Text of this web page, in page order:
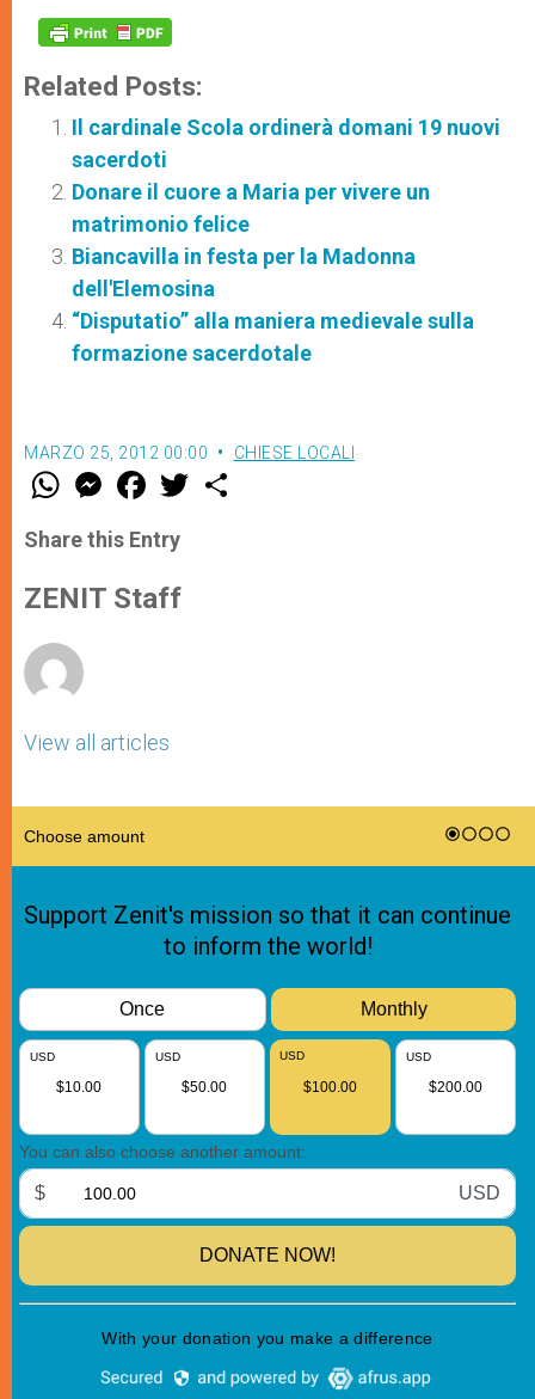
Related Posts:
Il cardinale Scola ordinerà domani 19 nuovi
sacerdoti
Donare il cuore a Maria per vivere un
matrimonio felice
Biancavilla in festa per la Madonna
dell'Elemosina
“Disputatio” alla maniera medievale sulla
formazione sacerdotale
MARZO 25, 2012 00:00 CHIESE LOCALI
W
t
s
p
p
M
e
s
e
g
e
F
a
e
b
o
k
w
Share this Entry
ZENIT Staff
View all articles